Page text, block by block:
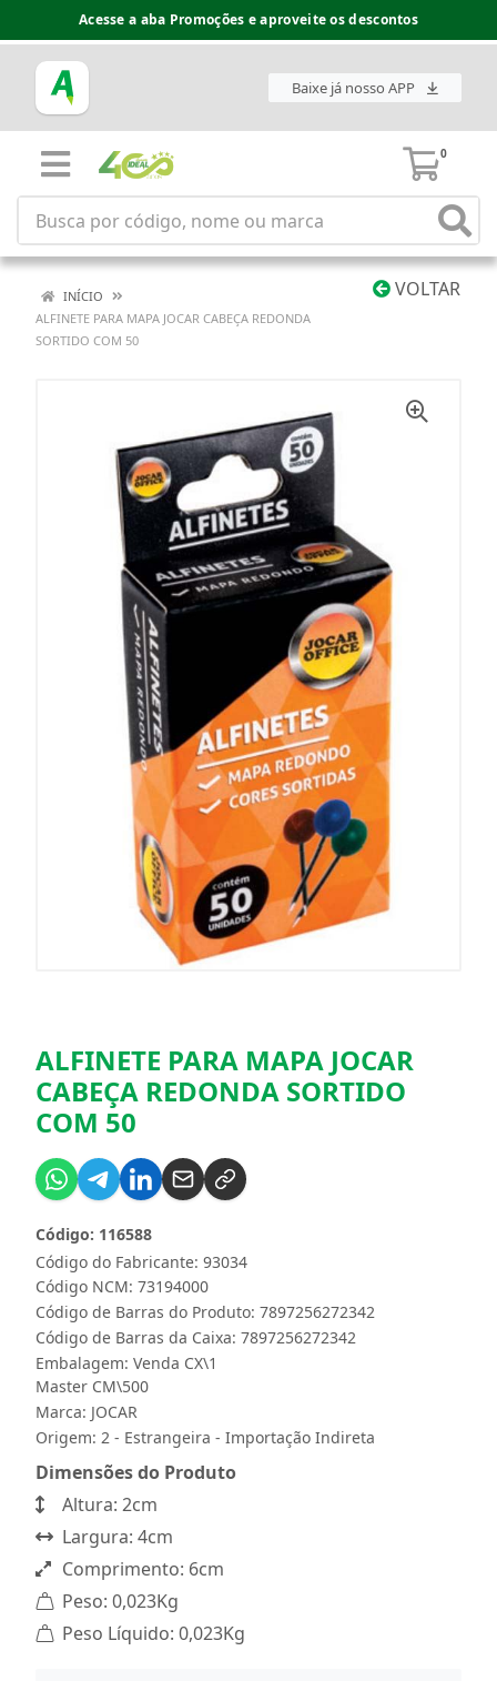
Acesse a aba Promoções e aproveite os descontos
Baixe já nosso APP
0
VOLTAR
INÍCIO
ALFINETE PARA MAPA JOCAR CABEÇA REDONDA
SORTIDO COM 50
ALFINETE PARA MAPA JOCAR
CABEÇA REDONDA SORTIDO
COM 50
Código do Fabricante: 93034
Código: 116588
Código NCM: 73194000
Código de Barras do Produto: 7897256272342
Código de Barras da Caixa: 7897256272342
Embalagem: Venda CX\1
Master CM\500
Marca: JOCAR
Origem: 2 - Estrangeira - Importação Indireta
Dimensões do Produto
Altura: 2cm
Largura: 4cm
Comprimento: 6cm
Peso: 0,023Kg
Peso Líquido: 0,023Kg